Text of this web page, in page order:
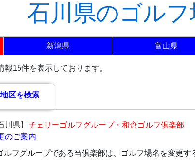
石川県のゴル
新潟県 富山県
15件を表示しております。
区を検索
川県】 チェリーゴルフグループ・和倉ゴルフ倶楽部
のご案内
ルフグループである当倶楽部は、ゴルフ場名を変更す